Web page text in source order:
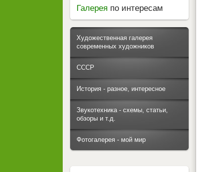
Галерея по интересам
Художественная галерея
современных художников
СССР
История - разное, интересное
Звукотехника - схемы, статьи,
обзоры и т.д.
Фотогалерея - мой мир